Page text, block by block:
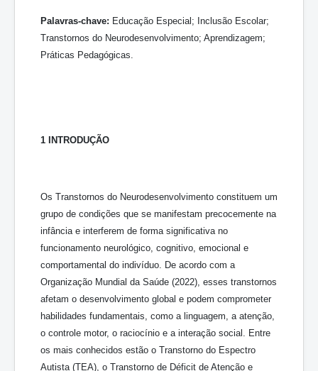
Palavras-chave: Educação Especial; Inclusão Escolar;
Transtornos do Neurodesenvolvimento; Aprendizagem;
Práticas Pedagógicas.
1 INTRODUÇÃO
Os Transtornos do Neurodesenvolvimento constituem um
grupo de condições que se manifestam precocemente na
infância e interferem de forma significativa no
funcionamento neurológico, cognitivo, emocional e
comportamental do indivíduo. De acordo com a
Organização Mundial da Saúde (2022), esses transtornos
afetam o desenvolvimento global e podem comprometer
habilidades fundamentais, como a linguagem, a atenção,
o controle motor, o raciocínio e a interação social. Entre
os mais conhecidos estão o Transtorno do Espectro
Autista (TEA), o Transtorno de Déficit de Atenção e